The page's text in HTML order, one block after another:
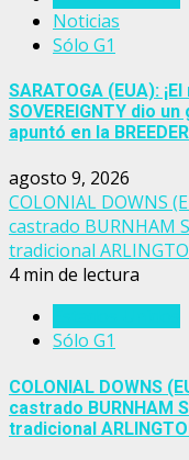
Noticias
Sólo G1
SARATOGA (EUA):
SOVEREIGNTY dio
apuntó en la
agosto 9, 2026
COLONIAL DOWNS
castrado BURNHAM
tradicional
4 min de lectura
Sólo G1
COLONIAL DOWNS
castrado BURNHAM
tradicional